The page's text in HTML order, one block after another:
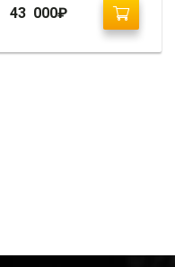
43 000₽